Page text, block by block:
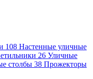
108 Настенные уличные
26 Уличные
столбы 38 Прожекторы